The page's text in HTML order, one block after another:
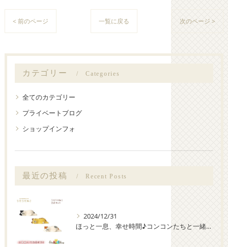
< 前のページ 一覧に戻る 次のページ >
カテゴリー Categories
全てのカテゴリー
プライベートブログ
ショップインフォ
最近の投稿 Recent Posts
2024/12/31
ほっと一息、幸せ時間♪コンコンたちと一緒にまったりしよう